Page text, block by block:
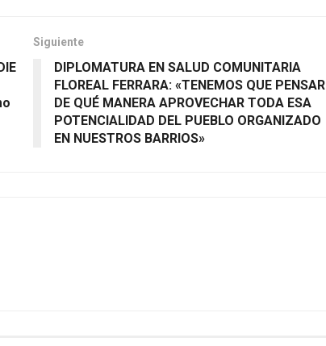
Siguiente
DIPLOMATURA EN SALUD COMUNITARIA
FLOREAL FERRARA: «TENEMOS QUE PENSAR
DE QUÉ MANERA APROVECHAR TODA ESA
POTENCIALIDAD DEL PUEBLO ORGANIZADO
EN NUESTROS BARRIOS»